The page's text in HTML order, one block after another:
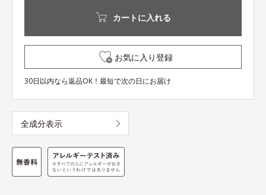
カートに入れる
お気に入り登録
30日以内なら返品OK！最短で次の日にお届け
全成分表示